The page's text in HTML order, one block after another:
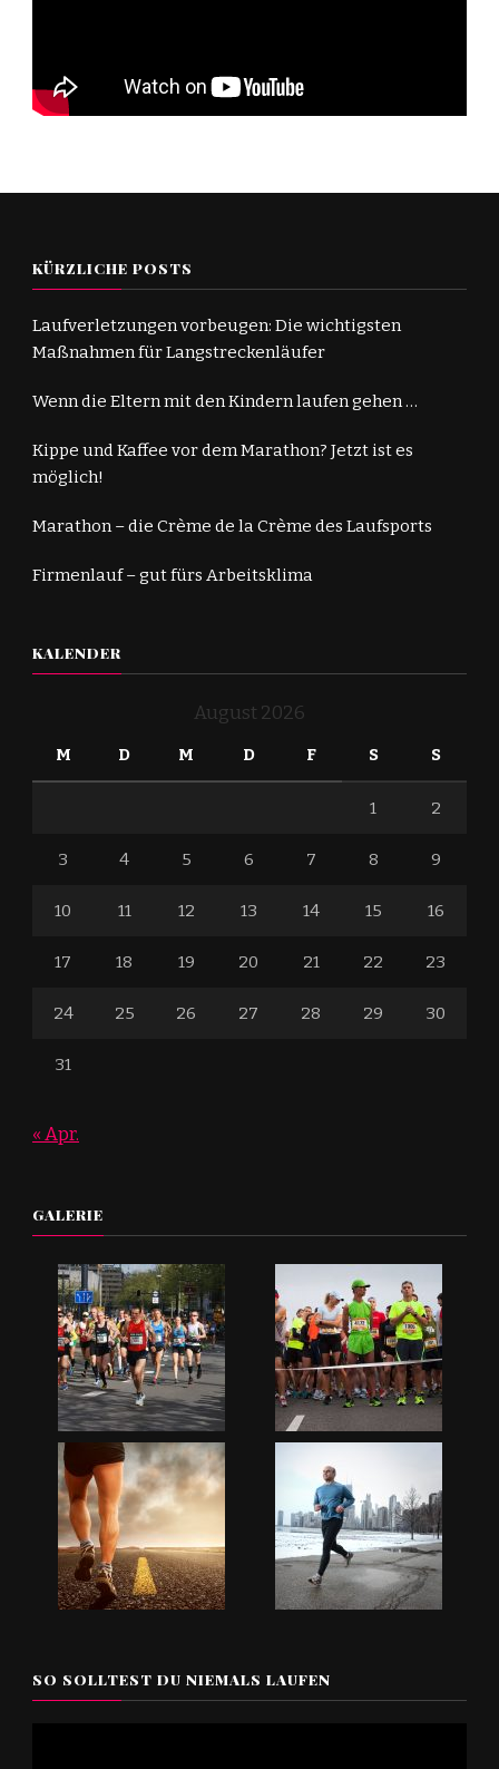
KÜRZLICHE POSTS
Laufverletzungen vorbeugen: Die wichtigsten
Maßnahmen für Langstreckenläufer
Wenn die Eltern mit den Kindern laufen gehen …
Kippe und Kaffee vor dem Marathon? Jetzt ist es
möglich!
Marathon – die Crème de la Crème des Laufsports
Firmenlauf – gut fürs Arbeitsklima
KALENDER
August 2026
M D M D F S S
1 2
3 4 5 6 7 8 9
10 11 12 13 14 15 16
17 18 19 20 21 22 23
24 25 26 27 28 29 30
31
« Apr.
GALERIE
SO SOLLTEST DU NIEMALS LAUFEN